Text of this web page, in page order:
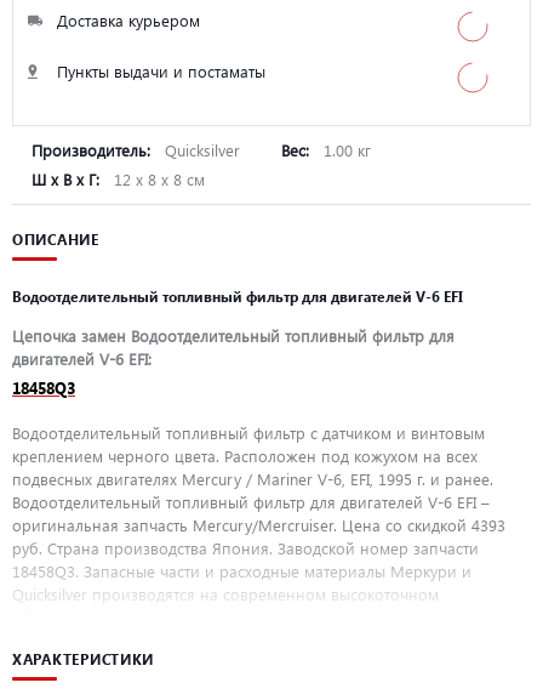
Доставка курьером
Пункты выдачи и постаматы
Производитель: Quicksilver Вес:
1.00 кг
Ш х В х Г:
12 х 8 х 8 см
ОПИСАНИЕ
Водоотделительный топливный фильтр для двигателей V-6 EFI
Цепочка замен Водоотделительный топливный фильтр для
двигателей V-6 EFI:
18458Q3
Водоотделительный топливный фильтр с датчиком и винтовым
креплением черного цвета. Расположен под кожухом на всех
подвесных двигателях Mercury / Mariner V-6, EFI, 1995 г. и ранее.
Водоотделительный топливный фильтр для двигателей V-6 EFI –
оригинальная запчасть Mercury/Mercruiser. Цена со скидкой 4393
руб. Страна производства Япония. Заводской номер запчасти
18458Q3. Запасные части и расходные материалы Меркури и
Quicksilver производятся на современном высокоточном
Mercury/Mercruiser у официального дилера Mercury ООО
«ПроМарин» вы можете быть уверенны в качестве и долговечности
ХАРАКТЕРИСТИКИ